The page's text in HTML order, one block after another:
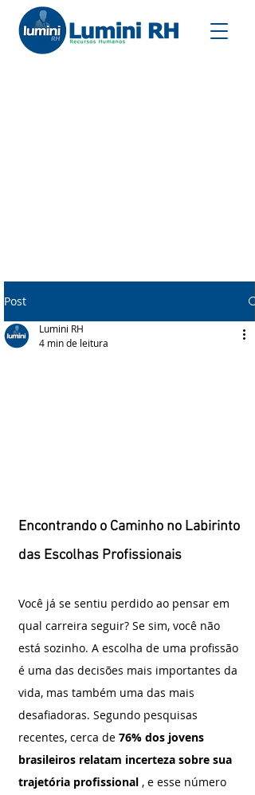
Post
Lumini RH
4 min de leitura
Encontrando o Caminho no Labirinto
das Escolhas Profissionais
Você já se sentiu perdido ao pensar em
qual carreira seguir? Se sim, você não
está sozinho. A escolha de uma profissão
é uma das decisões mais importantes da
vida, mas também uma das mais
desafiadoras. Segundo pesquisas
recentes, cerca de 76% dos jovens
brasileiros relatam incerteza sobre sua
trajetória profissional , e esse número